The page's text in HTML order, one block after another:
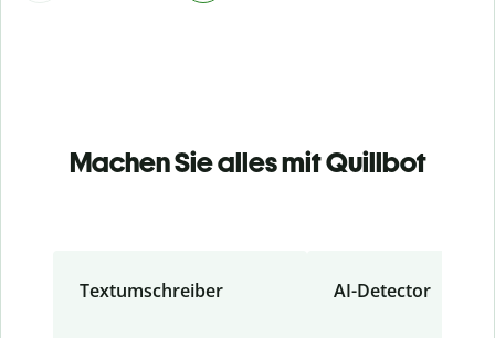
Machen Sie alles mit Quillbot
Textumschreiber AI-Detector